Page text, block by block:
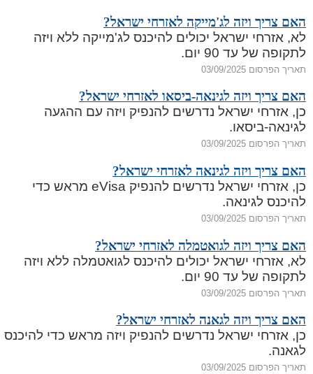
האם צריך ויזה לג'מייקה לאזרחי ישראל?
לא, אזרחי ישראל יכולים להיכנס לג'מייקה ללא ויזה
לתקופה של עד 90 יום.
תאריך הפרסום 03/09/2025
האם צריך ויזה לגינאה-ביסאו לאזרחי ישראל?
כן, אזרחי ישראל נדרשים להנפיק ויזה עם ההגעה
לגינאה-ביסאו.
תאריך הפרסום 03/09/2025
האם צריך ויזה לגינאה לאזרחי ישראל?
כן, אזרחי ישראל נדרשים להנפיק eVisa מראש כדי
להיכנס לגינאה.
תאריך הפרסום 03/09/2025
האם צריך ויזה לגואטמלה לאזרחי ישראל?
לא, אזרחי ישראל יכולים להיכנס לגואטמלה ללא ויזה
לתקופה של עד 90 יום.
תאריך הפרסום 03/09/2025
האם צריך ויזה לגאנה לאזרחי ישראל?
כן, אזרחי ישראל נדרשים להנפיק ויזה מראש כדי להיכנס
לגאנה.
תאריך הפרסום 03/09/2025